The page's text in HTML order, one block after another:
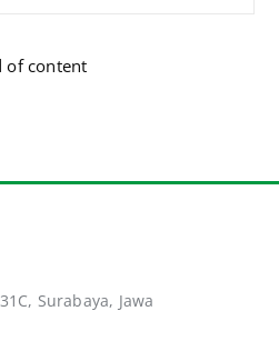
of content
Surabaya, Jawa